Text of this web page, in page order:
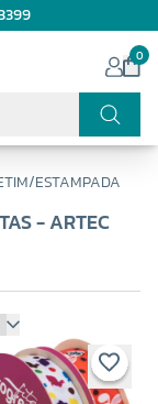
0
/ESTAMPADA
- ARTEC